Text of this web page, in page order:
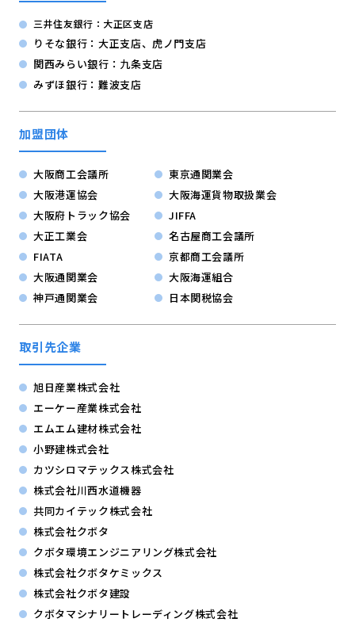
三井住友銀行：大正区支店
りそな銀行：大正支店、虎ノ門支店
関西みらい銀行：九条支店
みずほ銀行：難波支店
加盟団体
大阪商工会議所
大阪港運協会
大阪府トラック協会
大正工業会
FIATA
大阪通関業会
神戸通関業会
東京通関業会
大阪海運貨物取扱業会
JIFFA
名古屋商工会議所
京都商工会議所
大阪海運組合
日本関税協会
取引先企業
旭日産業株式会社
エーケー産業株式会社
エムエム建材株式会社
小野建株式会社
カツシロマテックス株式会社
株式会社川西水道機器
共同カイテック株式会社
株式会社クボタ
クボタ環境エンジニアリング株式会社
株式会社クボタケミックス
株式会社クボタ建設
クボタマシナリートレーディング株式会社